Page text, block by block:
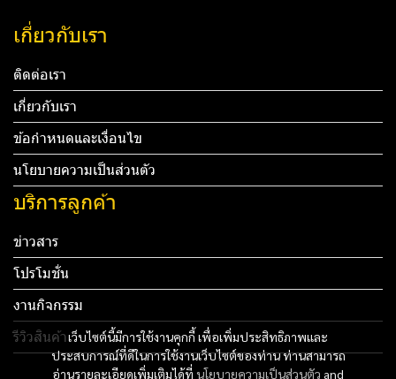
เว็บไซต์นี้มีการใช้งานคุกกี้ เพื่อเพิ่มประสิทธิภาพและ
ประสบการณ์ที่ดีในการใช้งานเว็บไซต์ของท่าน ท่านสามารถ
อ่านรายละเอียดเพิ่มเติมได้ที่ นโยบายความเป็นส่วนตัว and
เกี่ยวกับเรา
ติดต่อเรา
เกี่ยวกับเรา
ข้อกำหนดและเงื่อนไข
นโยบายความเป็นส่วนตัว
บริการลูกค้า
ข่าวสาร
โปรโมชั่น
งานกิจกรรม
รีวิวสินค้า
Tel: 012 345 67890 Email: mail@yourdomain.com